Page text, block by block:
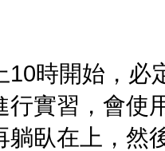
10時開始，必
行實習，會使
躺臥在上，然